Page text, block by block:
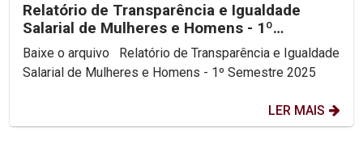
Relatório de Transparência e Igualdade
Salarial de Mulheres e Homens - 1º
Semestre 2025
Baixe o arquivo Relatório de Transparência e Igualdade
Salarial de Mulheres e Homens - 1º Semestre 2025
LER MAIS